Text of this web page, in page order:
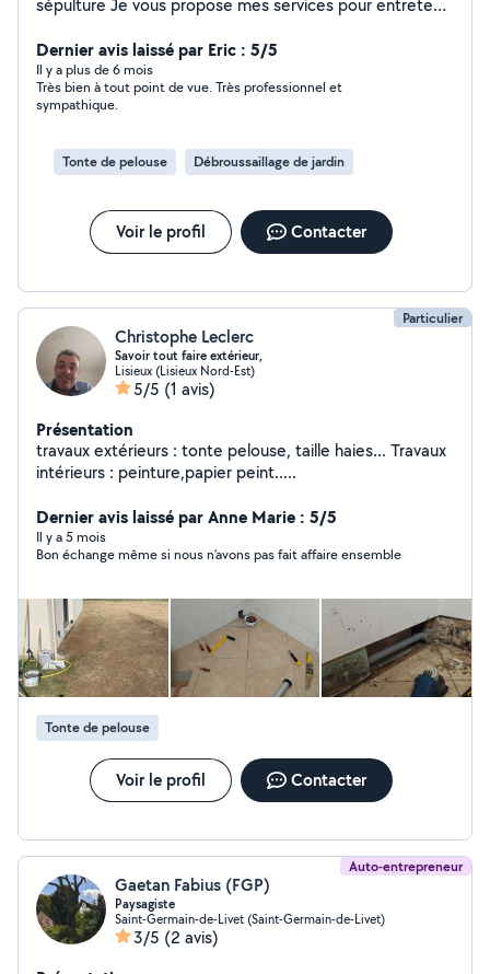
sépulture Je vous propose mes services pour entretenir
haies, nettoyer une terrasse, entretien de massifs,
ramassage de feuilles...) Egalement pour entretenir vos
espaces intérieur (nettoyage de vitre, poncer , monter
un meuble...) Pour de plus amples informations je reste
Dernier avis laissé par Eric : 5/5
Il y a plus de 6 mois
Très bien à tout point de vue. Très professionnel et
sympathique.
Tonte de pelouse Débroussaillage de jardin
Voir le profil Contacter
Particulier
Christophe Leclerc
Savoir tout faire extérieur,
Lisieux (Lisieux Nord-Est)
5/5 (1 avis)
Présentation
travaux extérieurs : tonte pelouse, taille haies... Travaux
intérieurs : peinture,papier peint.....
Dernier avis laissé par Anne Marie : 5/5
Il y a 5 mois
Bon échange même si nous n’avons pas fait affaire ensemble
Tonte de pelouse
Voir le profil Contacter
Auto-entrepreneur
Gaetan Fabius (FGP)
Paysagiste
Saint-Germain-de-Livet (Saint-Germain-de-Livet)
3/5 (2 avis)